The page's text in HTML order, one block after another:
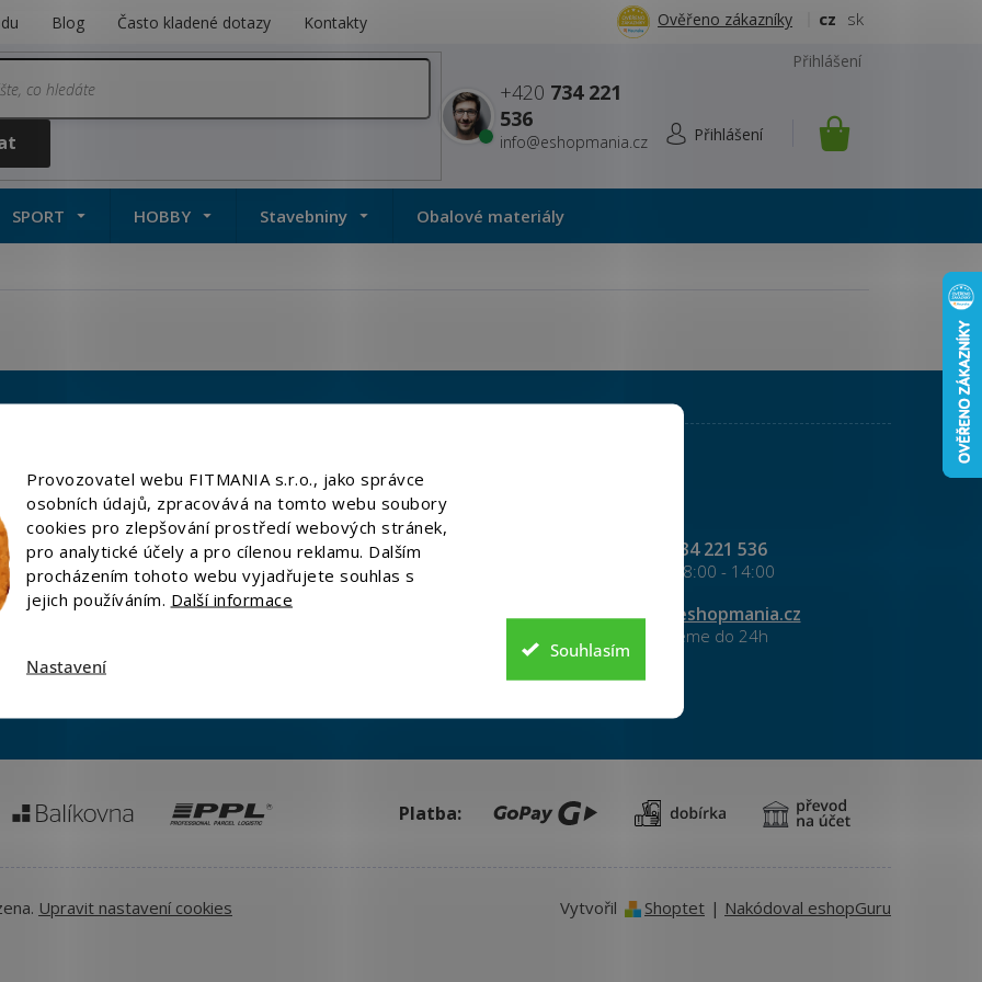
Provozovatel webu FITMANIA s.r.o., jako správce
osobních údajů, zpracovává na tomto webu soubory
cookies pro zlepšování prostředí webových stránek,
pro analytické účely a pro cílenou reklamu. Dalším
procházením tohoto webu vyjadřujete souhlas s
jejich používáním. Další informace
Nastavení
Souhlasím
Blog Často kladené dotazy Kontakty Ověřeno zákazníky cz sk
+420 734 221
536
info@eshopmania.cz
Přihlášení
NÁKUPNÍ
SPORT HOBBY Stavebniny Obalové materiály
podmínky
výměna a reklamace
na odstoupení od smlouvy
Informace
Kontakt
Doprava
Platba
Zásady používání souborů cookies
info eshopmania.cz
734 221 536
Platba:
Vytvořil Shoptet | Nakódoval eshopGuru
Upravit nastavení cookies